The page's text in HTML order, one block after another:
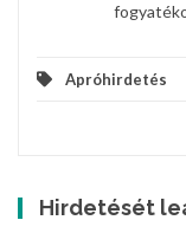
Apróhirdetés
Hirdetését